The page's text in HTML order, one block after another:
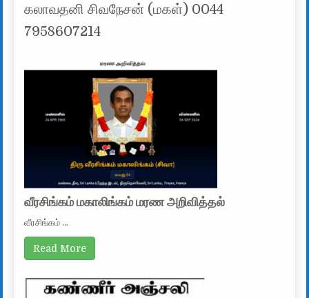
கலாவதனி சிவநேசன் (மகள்) 0044
7958607214
வீரசிங்கம் மகாலிங்கம் மரண அறிவித்தல்
வீரசிங்கம் …
Read More